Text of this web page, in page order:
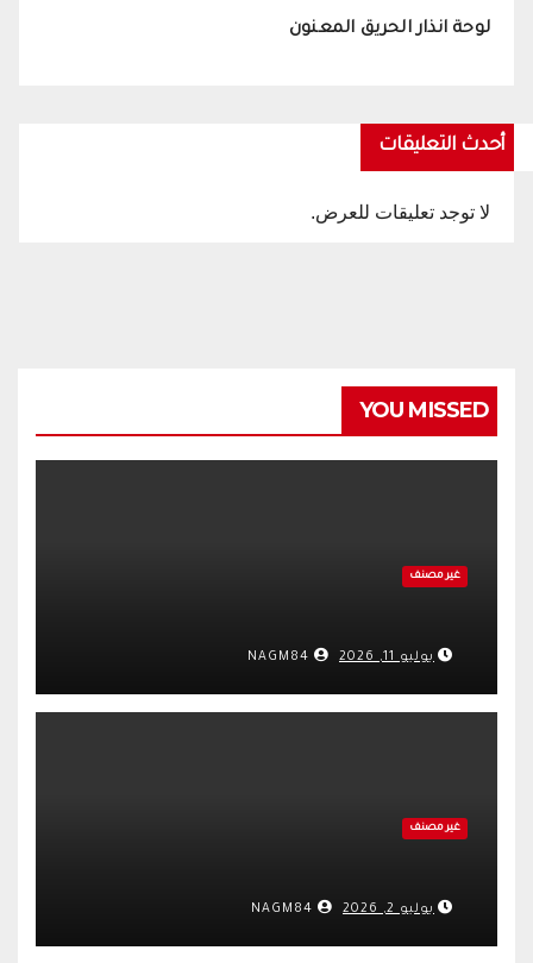
لوحة انذار الحريق المعنون
أحدث التعليقات
لا توجد تعليقات للعرض.
YOU MISSED
غير مصنف
يوليو 11, 2026
غير مصنف
يوليو 2, 2026